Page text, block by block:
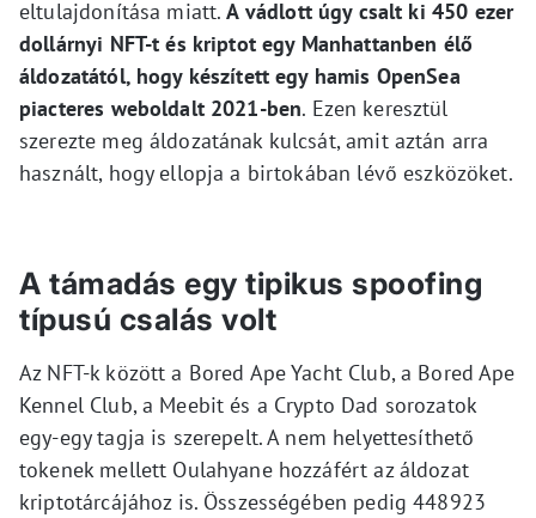
eltulajdonítása miatt.A vádlott úgy csalt ki 450 ezer
dollárnyi NFT-t és kriptot egy Manhattanben élő
áldozatától, hogy készített egy hamis OpenSea
piacteres weboldalt 2021-ben. Ezen keresztül
szerezte meg áldozatának kulcsát, amit aztán arra
használt, hogy ellopja a birtokában lévő eszközöket.
A támadás egy tipikus spoofing
típusú csalás volt
Az NFT-k között a Bored Ape Yacht Club, a Bored Ape
Kennel Club, a Meebit és a Crypto Dad sorozatok
egy-egy tagja is szerepelt. A nem helyettesíthető
tokenek mellett Oulahyane hozzáfért az áldozat
kriptotárcájához is. Összességében pedig 448923